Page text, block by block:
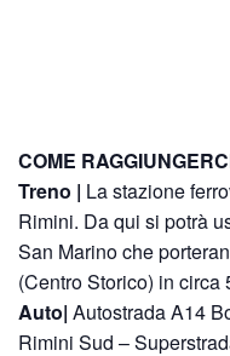
COME
Treno | La stazione
Rimini. Da qui si potrà
San Marino che
(Centro Storico) in circa
Auto| Autostrada A14
Rimini Sud –